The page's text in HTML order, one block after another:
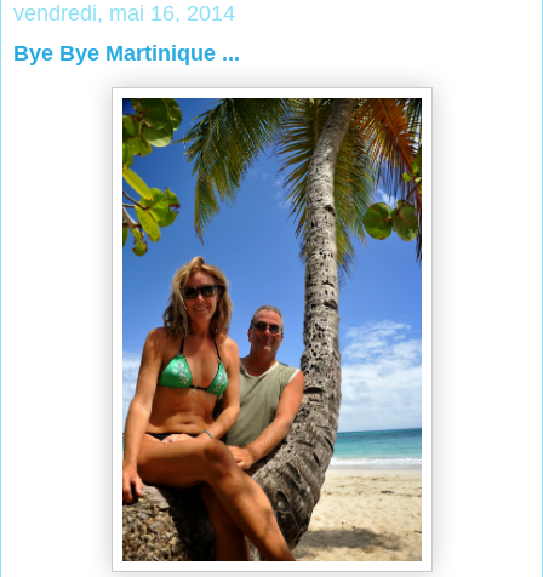
vendredi, mai 16, 2014
Bye Bye Martinique ...